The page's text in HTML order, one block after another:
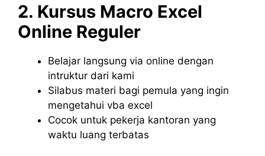
2. Kursus Macro Excel
Online Reguler
Belajar langsung via online dengan
intruktur dari kami
Silabus materi bagi pemula yang ingin
mengetahui vba excel
Cocok untuk pekerja kantoran yang
waktu luang terbatas